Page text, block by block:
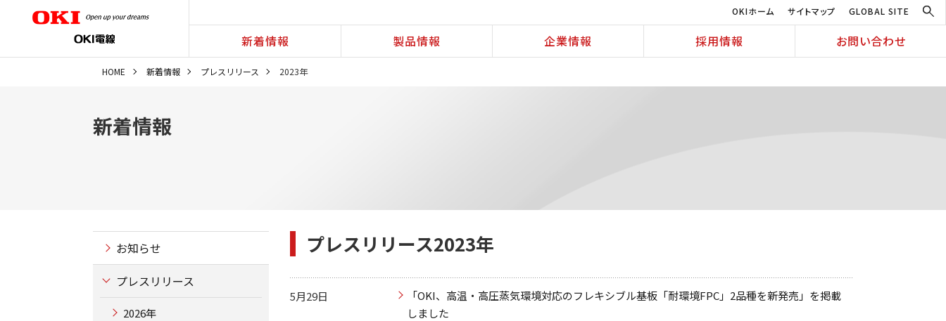
OKIホーム サイトマップ GLOBAL SITE
新着情報 製品情報 企業情報 採用情報 お問い合わせ
HOME 新着情報 プレスリリース 2023年
新着情報
プレスリリース2023年
5月29日
「OKI、高温・高圧蒸気環境対応のフレキシブル基板「耐環境FPC」2品種を新発売」を掲載
しました
お知らせ
プレスリリース
2026年